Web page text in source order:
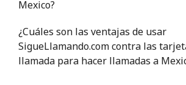
Mexico?
¿Cuáles son las ventajas de usar
SigueLlamando.com contra las
llamada para hacer llamadas a